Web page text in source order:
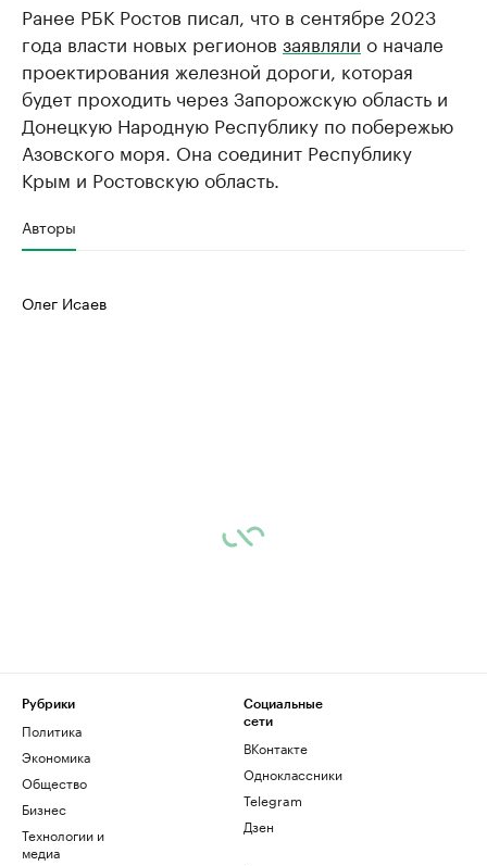
Ранее РБК Ростов писал, что в сентябре 2023
года власти новых регионов заявляли о начале
проектирования железной дороги, которая
будет проходить через Запорожскую область и
Донецкую Народную Республику по побережью
Азовского моря. Она соединит Республику
Крым и Ростовскую область.
Авторы
Олег Исаев
Рубрики
Политика
Экономика
Общество
Бизнес
Технологии и
медиа
Социальные
сети
ВКонтакте
Одноклассники
Telegram
Дзен